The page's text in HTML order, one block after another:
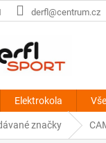
derfl@centrum.cz
Elektrokola
značky